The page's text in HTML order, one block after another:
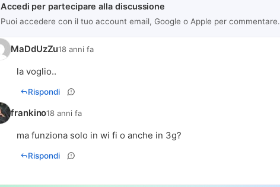
Accedi per partecipare alla discussione
Puoi accedere con il tuo account email, Google o Apple per commentare.
MaDdUzZu18 anni fa
la voglio..
Rispondi
frankino18 anni fa
ma funziona solo in wi fi o anche in 3g?
Rispondi